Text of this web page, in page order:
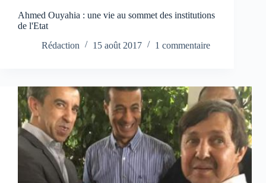
Ahmed Ouyahia : une vie au sommet des institutions
de l'Etat
Rédaction
15 août 2017 1 commentaire